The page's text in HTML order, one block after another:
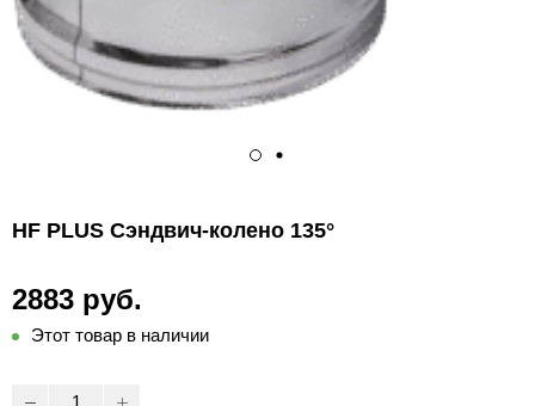
HF PLUS Сэндвич-колено 135°
2883 руб.
Этот товар в наличии